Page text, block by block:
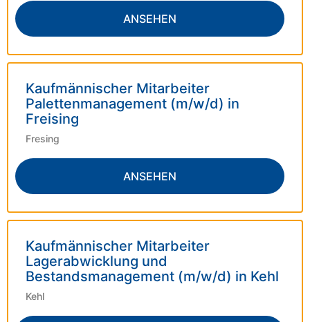
ANSEHEN
Kaufmännischer Mitarbeiter
Palettenmanagement (m/w/d) in
Freising
Fresing
ANSEHEN
Kaufmännischer Mitarbeiter
Lagerabwicklung und
Bestandsmanagement (m/w/d) in Kehl
Kehl